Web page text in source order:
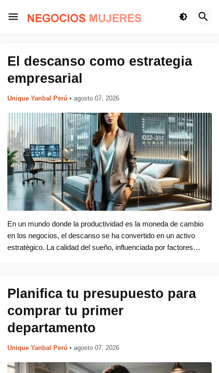
El descanso como estrategia
empresarial
Unique Yanbal Perú • agosto 07, 2026
En un mundo donde la productividad es la moneda de cambio
en los negocios, el descanso se ha convertido en un activo
estratégico. La calidad del sueño, influenciada por factores
Planifica tu presupuesto para
comprar tu primer
departamento
Unique Yanbal Perú • agosto 07, 2026